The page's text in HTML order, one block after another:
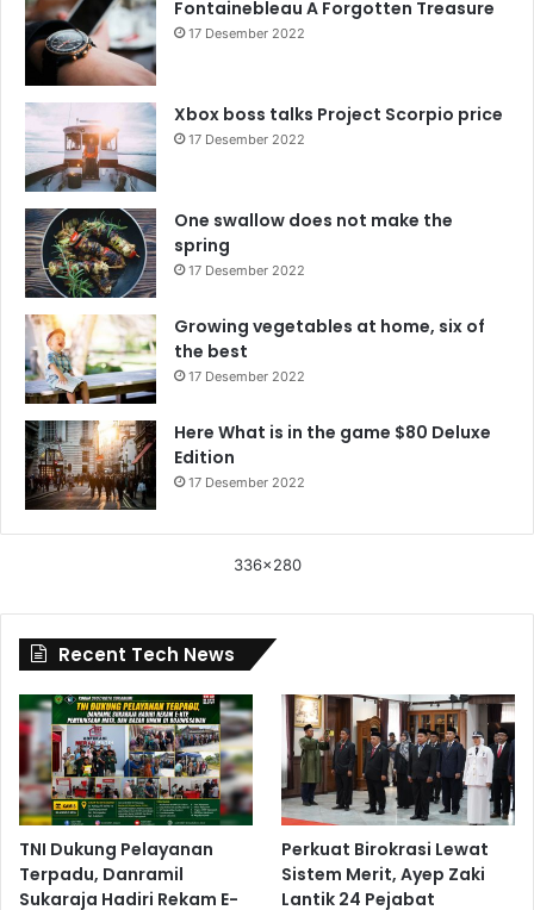
Fontainebleau A Forgotten Treasure
17 Desember 2022
Xbox boss talks Project Scorpio price
17 Desember 2022
One swallow does not make the
spring
17 Desember 2022
Growing vegetables at home, six of
the best
17 Desember 2022
Here What is in the game $80 Deluxe
Edition
17 Desember 2022
336x280
Recent Tech News
TNI Dukung Pelayanan
Terpadu, Danramil
Sukaraja Hadiri Rekam E-
Perkuat Birokrasi Lewat
Sistem Merit, Ayep Zaki
Lantik 24 Pejabat